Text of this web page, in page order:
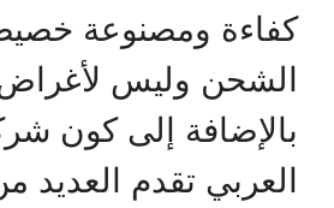
كفاءة ومصنوعة
الشحن وليس
بالإضافة إلى كون
العربي تقدم العديد